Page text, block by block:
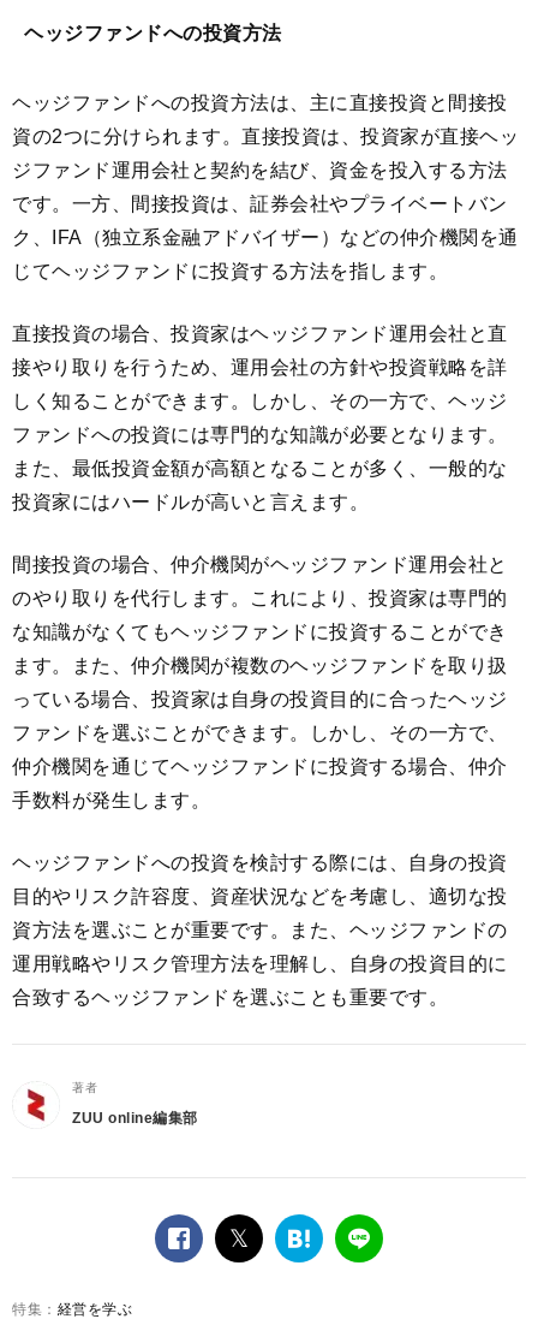
ヘッジファンドへの投資方法
ヘッジファンドへの投資方法は、主に直接投資と間接投
資の2つに分けられます。直接投資は、投資家が直接ヘッ
ジファンド運用会社と契約を結び、資金を投入する方法
です。一方、間接投資は、証券会社やプライベートバン
ク、IFA（独立系金融アドバイザー）などの仲介機関を通
じてヘッジファンドに投資する方法を指します。
直接投資の場合、投資家はヘッジファンド運用会社と直
接やり取りを行うため、運用会社の方針や投資戦略を詳
しく知ることができます。しかし、その一方で、ヘッジ
ファンドへの投資には専門的な知識が必要となります。
また、最低投資金額が高額となることが多く、一般的な
投資家にはハードルが高いと言えます。
間接投資の場合、仲介機関がヘッジファンド運用会社と
のやり取りを代行します。これにより、投資家は専門的
な知識がなくてもヘッジファンドに投資することができ
ます。また、仲介機関が複数のヘッジファンドを取り扱
っている場合、投資家は自身の投資目的に合ったヘッジ
ファンドを選ぶことができます。しかし、その一方で、
仲介機関を通じてヘッジファンドに投資する場合、仲介
手数料が発生します。
ヘッジファンドへの投資を検討する際には、自身の投資
目的やリスク許容度、資産状況などを考慮し、適切な投
資方法を選ぶことが重要です。また、ヘッジファンドの
運用戦略やリスク管理方法を理解し、自身の投資目的に
合致するヘッジファンドを選ぶことも重要です。
著者
ZUU online編集部
facebook
twitterは
LINE
経営を学ぶ